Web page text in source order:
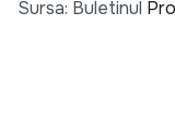
Sursa: Buletinul